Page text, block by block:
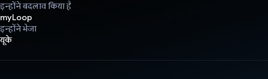
इन्होंने बदलाव किया है
myLoop
इन्होंने भेजा
यूके